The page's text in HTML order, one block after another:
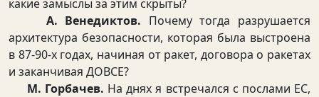
какие замыслы за этим скрыты?
А. Венедиктов. Почему тогда разрушается
архитектура безопасности, которая была выстроена
в 87-90-х годах, начиная от ракет, договора о ракетах
и заканчивая ДОВСЕ?
М. Горбачев. На днях я встречался с послами ЕС,